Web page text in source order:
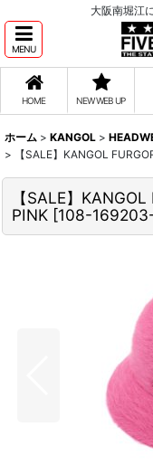
大阪南堀江
MENU
HOME NEW WEB UP
ホーム > KANGOL >
>
【SALE】KANGOL
【SALE】
PINK [108-